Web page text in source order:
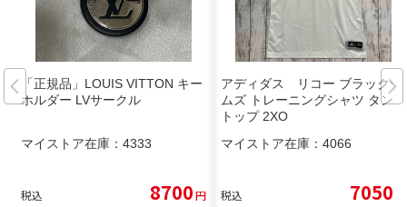
「正規品」LOUIS VITTON キー
ホルダー LVサークル
マイストア在庫： 4333
税込 8700円
アディダス リコー ブラックラ
ムズ トレーニングシャツ タンク
トップ 2XO
マイストア在庫： 4066
税込 7050